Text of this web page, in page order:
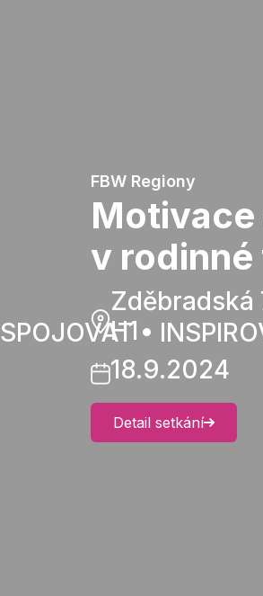
FBW Regiony
Motivace
v
Zděbradská
H1
18.9.2024
Detail setkání
SPOJOVAT •